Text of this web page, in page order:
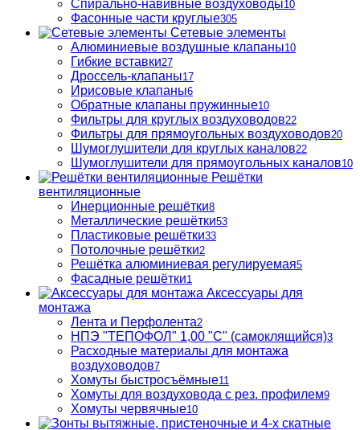
Спирально-навивные воздуховоды10
Фасонные части круглые305
Сетевые элементы
Алюминиевые воздушные клапаны10
Гибкие вставки27
Дроссель-клапаны17
Ирисовые клапаны6
Обратные клапаны пружинные10
Фильтры для круглых воздуховодов22
Фильтры для прямоугольных воздуховодов20
Шумоглушители для круглых каналов22
Шумоглушители для прямоугольных каналов10
Решётки
вентиляционные
Инерционные решётки8
Металлические решётки53
Пластиковые решётки33
Потолочные решётки2
Решётка алюминиевая регулируемая5
Фасадные решётки1
Аксессуары для
монтажа
Лента и Перфолента2
НПЭ "ТЕПОФОЛ" 1,00 "С" (самоклящийся)3
Расходные материалы для монтажа
воздуховодов7
Хомуты быстросъёмные11
Хомуты для воздуховода с рез. профилем9
Хомуты червячные10